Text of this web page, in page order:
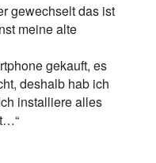
gewechselt das ist
meine alte
gekauft, es
deshalb hab ich
installiere alles